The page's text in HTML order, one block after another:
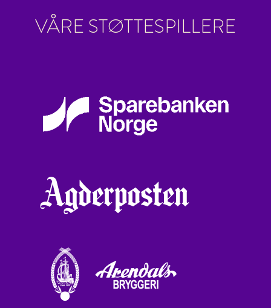
VÅRE STØTTESPILLERE